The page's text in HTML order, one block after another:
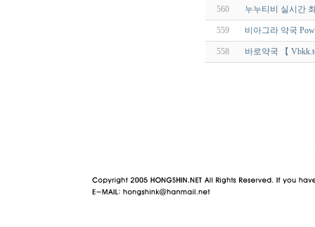
560 누누티비 실시간
559 비아그라 약국
558 바로약국 【